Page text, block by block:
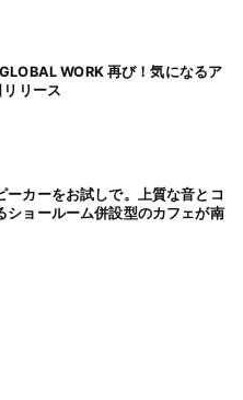
WORK 再び！気になるア
リース
ーカーをお試しで。上質な音とコ
ショールーム併設型のカフェが南